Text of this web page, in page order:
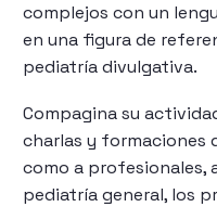
complejos con un
en una figura de
pediatría divulgativa.
Compagina su
charlas y formaciones
como a profesionales,
pediatría general, los